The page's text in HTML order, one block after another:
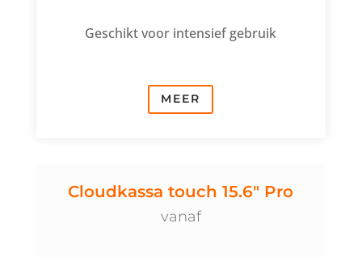
Geschikt voor intensief gebruik
MEER
Cloudkassa touch 15.6" Pro
vanaf